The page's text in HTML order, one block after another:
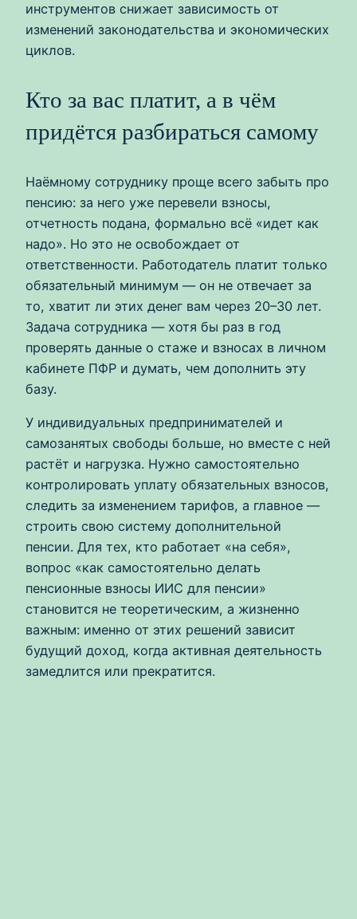
инструментов снижает зависимость от
изменений законодательства и экономических
циклов.
Кто за вас платит, а в чём
придётся разбираться самому
Наёмному сотруднику проще всего забыть про
пенсию: за него уже перевели взносы,
отчетность подана, формально всё «идет как
надо». Но это не освобождает от
ответственности. Работодатель платит только
обязательный минимум — он не отвечает за
то, хватит ли этих денег вам через 20–30 лет.
Задача сотрудника — хотя бы раз в год
проверять данные о стаже и взносах в личном
кабинете ПФР и думать, чем дополнить эту
базу.
У индивидуальных предпринимателей и
самозанятых свободы больше, но вместе с ней
растёт и нагрузка. Нужно самостоятельно
контролировать уплату обязательных взносов,
следить за изменением тарифов, а главное —
строить свою систему дополнительной
пенсии. Для тех, кто работает «на себя»,
вопрос «как самостоятельно делать
пенсионные взносы ИИС для пенсии»
становится не теоретическим, а жизненно
важным: именно от этих решений зависит
будущий доход, когда активная деятельность
замедлится или прекратится.